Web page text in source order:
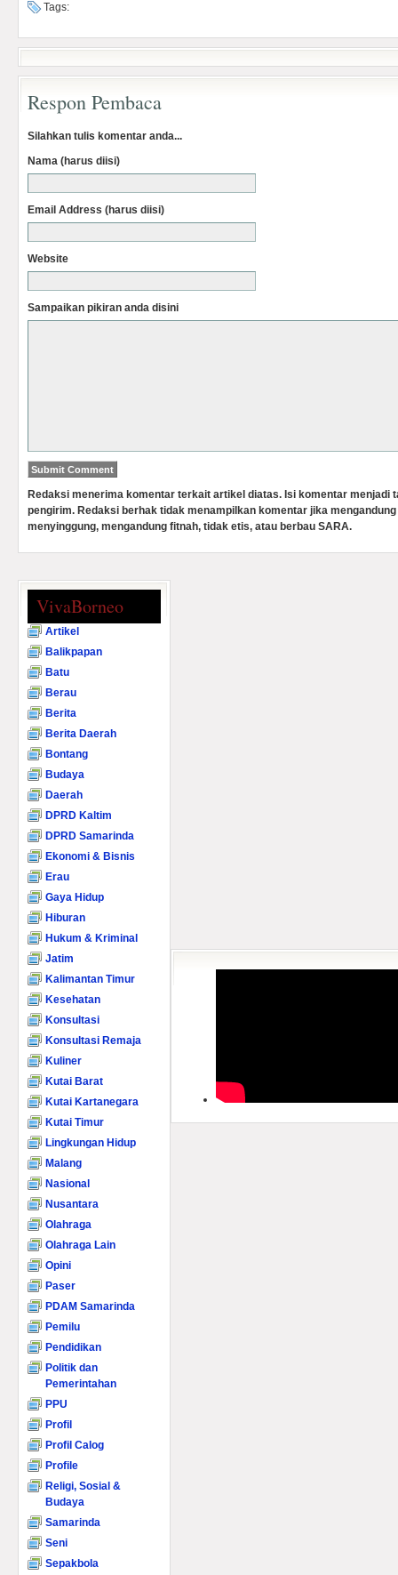
Tags:
Respon Pembaca
Silahkan tulis komentar anda...
Nama (harus diisi)
Email Address (harus diisi)
Website
Sampaikan pikiran anda disini
Redaksi menerima komentar terkait artikel diatas. Isi komentar menjadi
pengirim. Redaksi berhak tidak menampilkan komentar jika
menyinggung, mengandung fitnah, tidak etis, atau berbau SARA.
VivaBorneo
Artikel
Balikpapan
Batu
Berau
Berita
Berita Daerah
Bontang
Budaya
Daerah
DPRD Kaltim
DPRD Samarinda
Ekonomi & Bisnis
Erau
Gaya Hidup
Hiburan
Hukum & Kriminal
Jatim
Kalimantan Timur
Kesehatan
Konsultasi
Konsultasi Remaja
Kuliner
Kutai Barat
Kutai Kartanegara
Kutai Timur
Lingkungan Hidup
Malang
Nasional
Nusantara
Olahraga
Olahraga Lain
Opini
Paser
PDAM Samarinda
Pemilu
Pendidikan
Politik dan
Pemerintahan
PPU
Profil
Profil Calog
Profile
Religi, Sosial &
Budaya
Samarinda
Seni
Sepakbola